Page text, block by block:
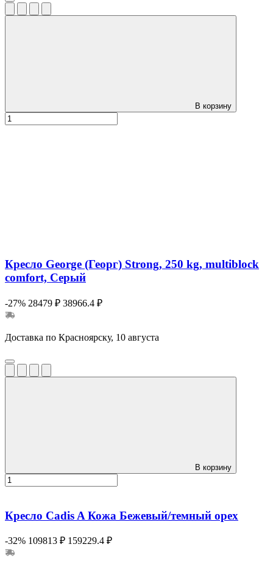
В корзину
Кресло George (Георг) Strong, 250 kg, multiblock
comfort, Серый
-27% 28479 ₽ 38966.4 ₽
Доставка по Красноярску, 10 августа
В корзину
Кресло Cadis A Кожа Бежевый/темный орех
-32% 109813 ₽ 159229.4 ₽